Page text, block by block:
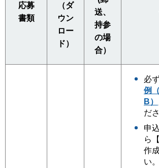
応募
書類
（ダ
ウン
ロー
ド）
送、
持参
の場
合）
必
例
B）
だ
申
ら
作
い